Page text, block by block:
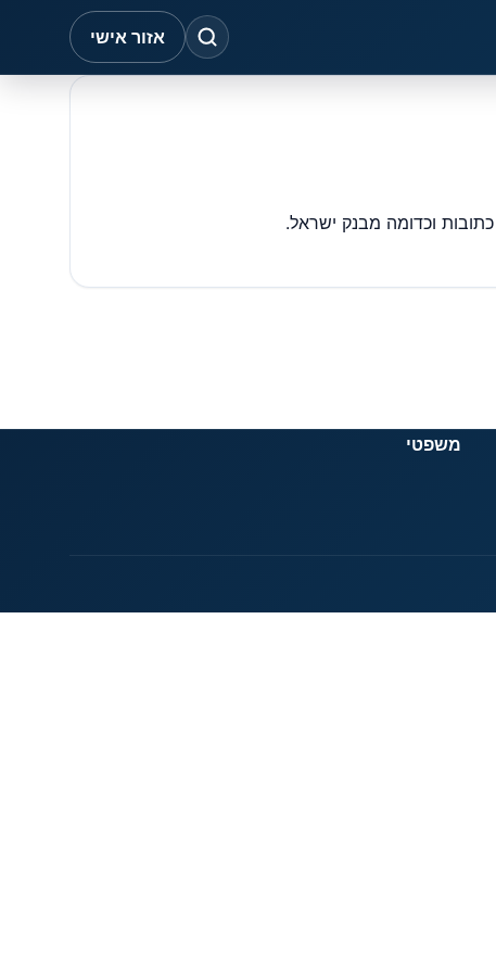
אזור אישי
משפטי